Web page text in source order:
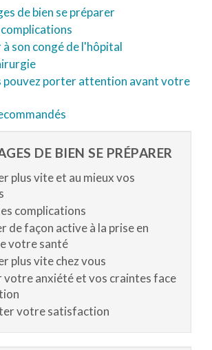
de bien se préparer
à son congé de l'hôpital
pouvez porter attention avant votre
DE BIEN SE PRÉPARER
plus vite et au mieux vos
complications
de façon active à la prise en
votre santé
plus vite chez vous
votre anxiété et vos craintes face
votre satisfaction